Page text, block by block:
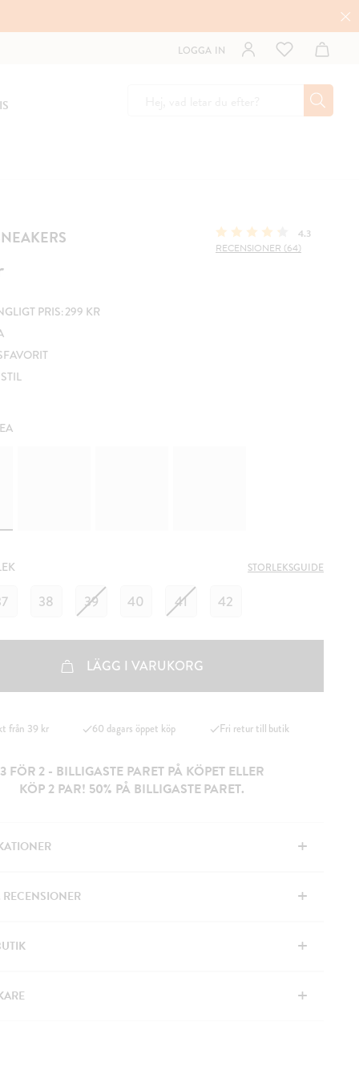
LOGGA IN
4.3
RECENSIONER (64)
PRIS: 299 KR
STORLEKSGUIDE
38 39 40 41 42
LÄGG I VARUKORG
från 39 kr 60 dagars öppet köp Fri retur till butik
3 FÖR 2 - BILLIGASTE PARET PÅ KÖPET ELLER
KÖP 2 PAR! 50% PÅ BILLIGASTE PARET.
+
RECENSIONER +
+
+